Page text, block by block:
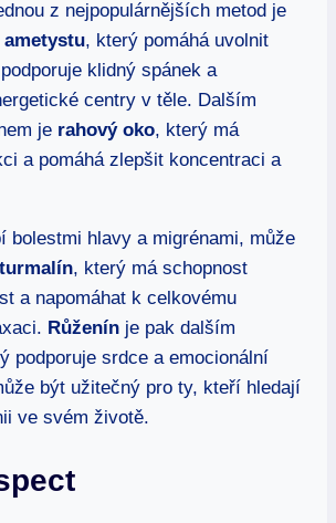
z nejpopulárnějších metod je
ametystu, který pomáhá uvolnit
klidný spánek a
centry v těle. Dalším
je rahový oko, který má
a pomáhá zlepšit koncentraci a
bolestmi hlavy a migrénami, může
turmalín, který má schopnost
a napomáhat k celkovému
Růženín je pak dalším
podporuje srdce a emocionální
být užitečný pro ty, kteří hledají
ve svém životě.